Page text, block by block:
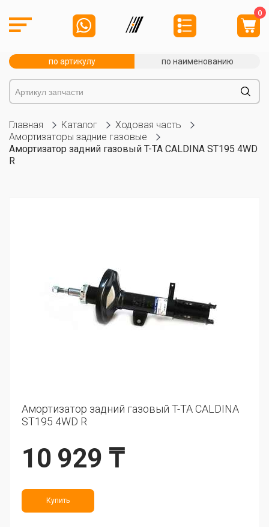
0
по артикулу по наименованию
Главная Каталог
Ходовая часть
Амортизаторы задние газовые
Амортизатор задний газовый T-TA CALDINA ST195 4WD
R
Амортизатор задний газовый T-TA CALDINA
ST195 4WD R
10 929 ₸
Купить